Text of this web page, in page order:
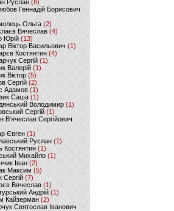
Руслан(8)
Геннадій Борисович
Ольга (2)
Вячеслав (4)
Юрій (13)
Віктор Васильович (1)
Костянтин (4)
Сергій(1)
Валерій (1)
Віктор(5)
Сергiй (2)
Адамов(1)
Саша (1)
Володимир (1)
Сергій (1)
В'ячеслав Сергійович
Євген (1)
Руслан (1)
Костянтин (1)
Михайло (1)
Іван(2)
Максим (5)
Сергій (7)
Вячеслав (1)
Андрій (1)
Кайзерман (2)
Святослав Іванович